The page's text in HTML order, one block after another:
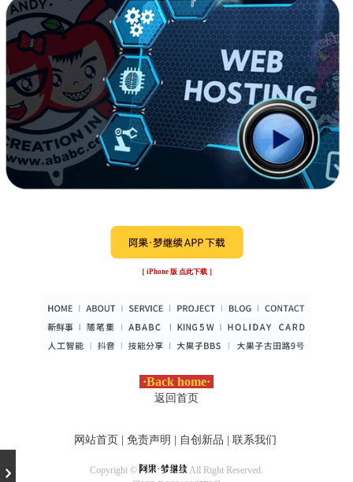
［ iPhone 版 点此下载 ］
·Back home·
返回首页
网站首页 | 免责声明 | 自创新品 | 联系我们
Copyright ©
All Right Reserved.